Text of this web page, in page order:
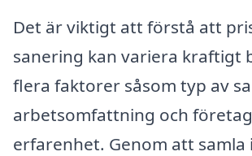
Det är viktigt att förstå att
sanering kan variera kraftigt
flera faktorer såsom typ av
arbetsomfattning och
erfarenhet. Genom att samla